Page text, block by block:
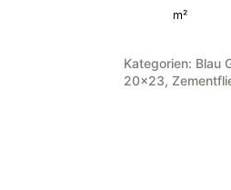
m²
Kategorien: Blau
20×23,